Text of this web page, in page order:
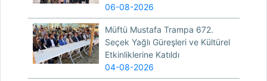
06-08-2026
Müftü Mustafa Trampa 672.
Seçek Yağlı Güreşleri ve Kültürel
Etkinliklerine Katıldı
04-08-2026